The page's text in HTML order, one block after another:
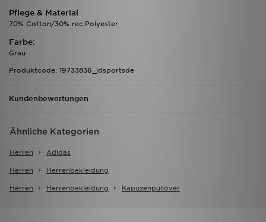
Pflege & Material
70% Cotton/30% rec.Polyester
Farbe:
Grau
Produktcode: 19733836_jdsportsde
Kundenbewertungen
Ähnliche Kategorien
Herren Adidas
Herren Herrenbekleidung
Herren Herrenbekleidung Kapuzenpullover